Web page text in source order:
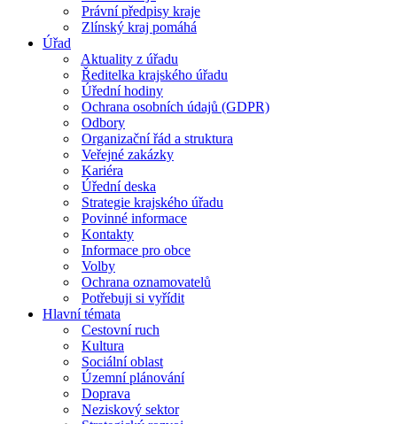
Právní předpisy kraje
Zlínský kraj pomáhá
Úřad
Aktuality z úřadu
Ředitelka krajského úřadu
Úřední hodiny
Ochrana osobních údajů (GDPR)
Odbory
Organizační řád a struktura
Veřejné zakázky
Kariéra
Úřední deska
Strategie krajského úřadu
Povinné informace
Kontakty
Informace pro obce
Volby
Ochrana oznamovatelů
Potřebuji si vyřídit
Hlavní témata
Cestovní ruch
Kultura
Sociální oblast
Územní plánování
Doprava
Neziskový sektor